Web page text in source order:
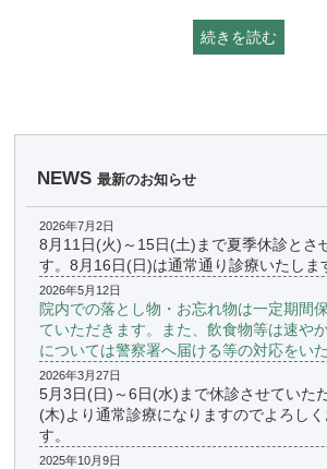
続きを読む
NEWS 最新のお知らせ
2026年7月2日
8月11日(火)～15日(土)まで夏季休診とさ
す。8月16日(日)は通常通り診療いたしま
2026年5月12日
院内での落とし物・お忘れ物は一定期間
ていただきます。また、飲食物等は速や
については警察署へ届ける等の対応をいた
2026年3月27日
5月3日(日)～6日(水)まで休診させていた
(木)より通常診療になりますのでよろし
す。
2025年10月9日